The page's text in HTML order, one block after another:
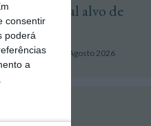
consentir
poderá
a
de Portugal alvo de
Pereira, 4 Agosto 2026